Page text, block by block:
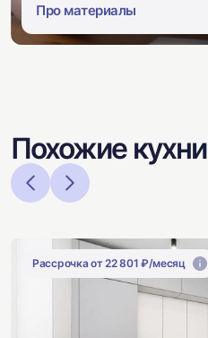
Про материалы
Похожие кухни
Рассрочка от 22 801 ₽/месяц